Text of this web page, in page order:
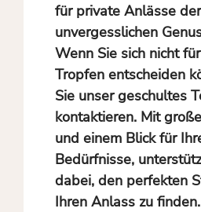
für private Anlässe
unvergesslichen
Wenn Sie sich nicht
Tropfen entscheiden
Sie unser geschultes
kontaktieren. Mit
und einem Blick für
Bedürfnisse,
dabei, den perfekten
Ihren Anlass zu finden.